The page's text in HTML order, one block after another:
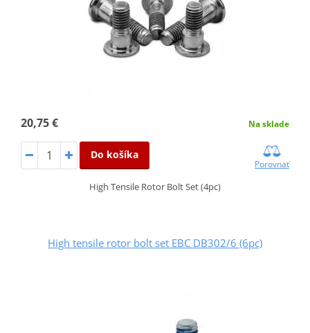
20,75 € Na sklade
Do košíka
Porovnať
High Tensile Rotor Bolt Set (4pc)
High tensile rotor bolt set EBC DB302/6 (6pc)